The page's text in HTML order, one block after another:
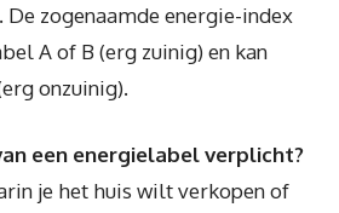
zogenaamde energie-index
A of B (erg zuinig) en kan
onzuinig).
een energielabel verplicht?
je het huis wilt verkopen of